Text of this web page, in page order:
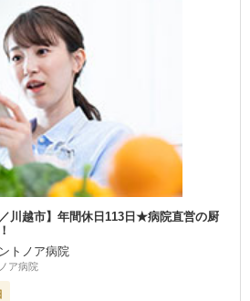
川越市】年間休日113日★病院直営の厨
トノア病院
ア病院